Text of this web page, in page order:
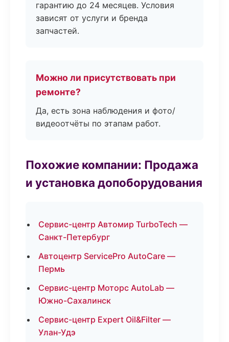
гарантию до 24 месяцев. Условия
зависят от услуги и бренда
запчастей.
Можно ли присутствовать при
ремонте?
Да, есть зона наблюдения и фото/
видеоотчёты по этапам работ.
Похожие компании: Продажа
и установка допоборудования
Сервис-центр Автомир TurboTech —
Санкт-Петербург
Автоцентр ServicePro AutoCare —
Пермь
Сервис-центр Моторс AutoLab —
Южно-Сахалинск
Сервис-центр Expert Oil&Filter —
Улан-Удэ